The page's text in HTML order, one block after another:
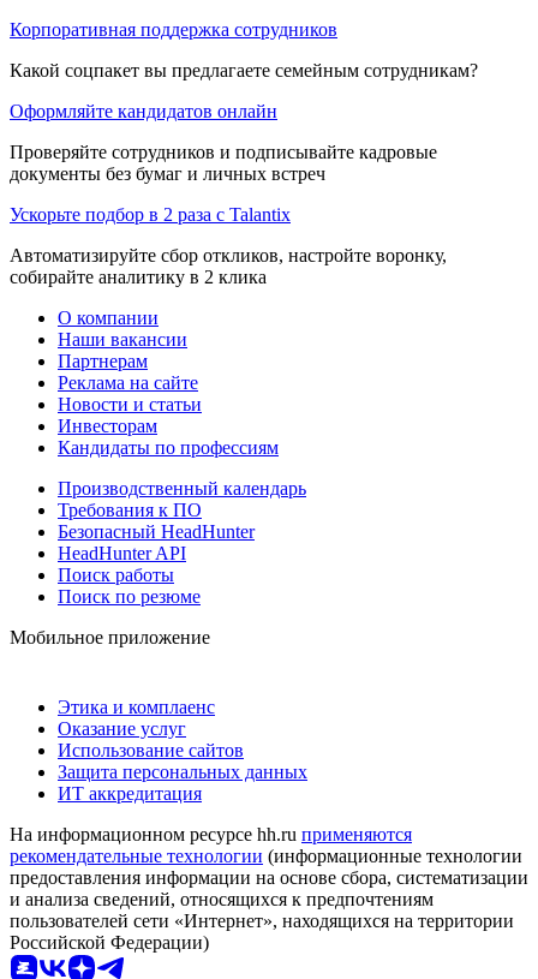
Корпоративная поддержка сотрудников
Какой соцпакет вы предлагаете семейным сотрудникам?
Оформляйте кандидатов онлайн
Проверяйте сотрудников и подписывайте кадровые
документы без бумаг и личных встреч
Ускорьте подбор в 2 раза с Talantix
Автоматизируйте сбор откликов, настройте воронку,
собирайте аналитику в 2 клика
О компании
Наши вакансии
Партнерам
Реклама на сайте
Новости и статьи
Инвесторам
Кандидаты по профессиям
Производственный календарь
Требования к ПО
Безопасный HeadHunter
HeadHunter API
Поиск работы
Поиск по резюме
Мобильное приложение
Этика и комплаенс
Оказание услуг
Использование сайтов
Защита персональных данных
ИТ аккредитация
На информационном ресурсе hh.ru применяются
рекомендательные технологии (информационные технологии
предоставления информации на основе сбора, систематизации
и анализа сведений, относящихся к предпочтениям
пользователей сети «Интернет», находящихся на территории
Российской Федерации)